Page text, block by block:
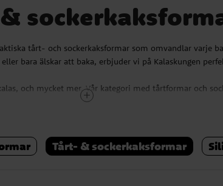
tårt- och sockerkaksformar som omvandlar varje
bara älskar att baka, erbjuder vi på Kalaskungen
och mycket mer. Vår kategori med tårtformar och
tårtor och ljuvliga kakor. Förvandla barnkalaset med en
erbjuder vi en speciell tårtform i form av en "etta" för
minnesvärt.
Tårt- & sockerkaksformar